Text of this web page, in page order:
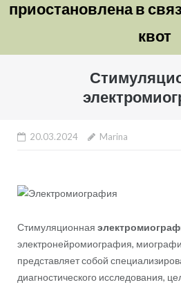
приостановлена в
квот
20.03.2024 Marina
Стимуляционная
электронейромиография,
представляет собой
диагностического исследования,